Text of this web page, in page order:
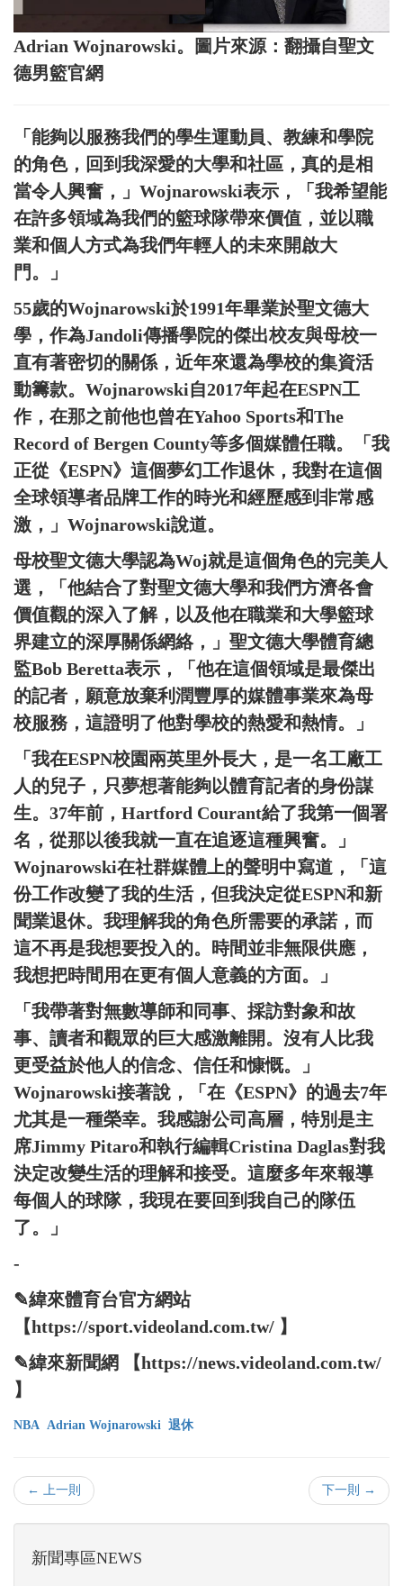
Adrian Wojnarowski。圖片來源：翻攝自聖文
德男籃官網
「能夠以服務我們的學生運動員、教練和學院
的角色，回到我深愛的大學和社區，真的是相
當令人興奮，」Wojnarowski表示，「我希望能
在許多領域為我們的籃球隊帶來價值，並以職
業和個人方式為我們年輕人的未來開啟大
門。」
55歲的Wojnarowski於1991年畢業於聖文德大
學，作為Jandoli傳播學院的傑出校友與母校一
直有著密切的關係，近年來還為學校的集資活
動籌款。Wojnarowski自2017年起在ESPN工
作，在那之前他也曾在Yahoo Sports和The
Record of Bergen County等多個媒體任職。「我
正從《ESPN》這個夢幻工作退休，我對在這個
全球領導者品牌工作的時光和經歷感到非常感
激，」Wojnarowski說道。
母校聖文德大學認為Woj就是這個角色的完美人
選，「他結合了對聖文德大學和我們方濟各會
價值觀的深入了解，以及他在職業和大學籃球
界建立的深厚關係網絡，」聖文德大學體育總
監Bob Beretta表示，「他在這個領域是最傑出
的記者，願意放棄利潤豐厚的媒體事業來為母
校服務，這證明了他對學校的熱愛和熱情。」
「我在ESPN校園兩英里外長大，是一名工廠工
人的兒子，只夢想著能夠以體育記者的身份謀
生。37年前，Hartford Courant給了我第一個署
名，從那以後我就一直在追逐這種興奮。」
Wojnarowski在社群媒體上的聲明中寫道，「這
份工作改變了我的生活，但我決定從ESPN和新
聞業退休。我理解我的角色所需要的承諾，而
這不再是我想要投入的。時間並非無限供應，
我想把時間用在更有個人意義的方面。」
「我帶著對無數導師和同事、採訪對象和故
事、讀者和觀眾的巨大感激離開。沒有人比我
更受益於他人的信念、信任和慷慨。」
Wojnarowski接著說，「在《ESPN》的過去7年
尤其是一種榮幸。我感謝公司高層，特別是主
席Jimmy Pitaro和執行編輯Cristina Daglas對我
決定改變生活的理解和接受。這麼多年來報導
每個人的球隊，我現在要回到我自己的隊伍
了。」
-
✎緯來體育台官方網站
【https://sport.videoland.com.tw/ 】
✎緯來新聞網 【https://news.videoland.com.tw/
】
NBA Adrian Wojnarowski 退休
← 上一則 下一則 →
新聞專區NEWS